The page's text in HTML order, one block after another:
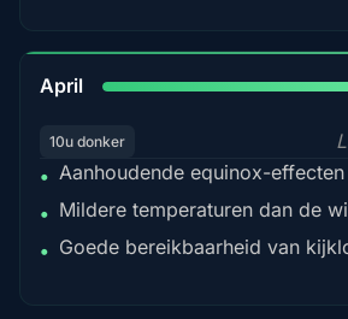
April
10u donker
• Aanhoudende equinox-effecten
• Mildere temperaturen dan de
• Goede bereikbaarheid van